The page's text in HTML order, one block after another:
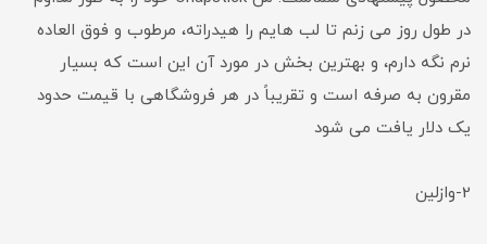
در طول روز می زنم تا لب هایم را هیدراته، مرطوب و فوق العاده
نرم نگه دارم، و بهترین بخش در مورد آن این است که بسیار
مقرون به صرفه است و تقریباً در هر فروشگاهی با قیمت حدود
یک دلار یافت می شود
2-وازلین